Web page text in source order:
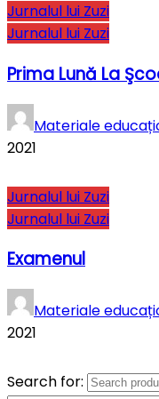
Jurnalul lui Zuzi
Jurnalul lui Zuzi
Prima Lună La
Materiale
2021
Jurnalul lui Zuzi
Jurnalul lui Zuzi
Examenul
Materiale
2021
Search for: